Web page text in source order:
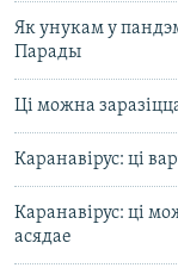
Як унукам у
Парады
Ці можна
Каранавірус: ці
Каранавірус: ці
асядае